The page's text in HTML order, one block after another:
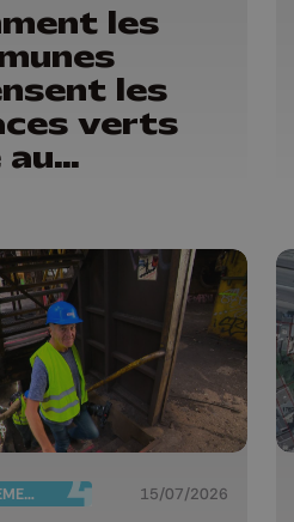
les
les
verts
AMÉNAGEMENT DU TERRITOIRE 15/07/2026